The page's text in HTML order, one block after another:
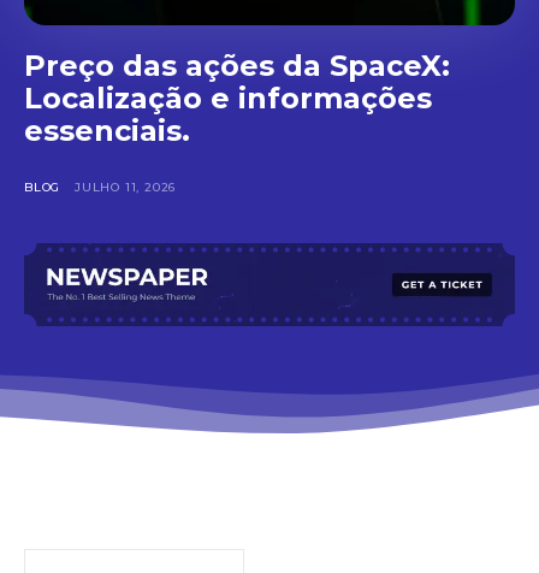
Preço das ações da SpaceX:
Localização e informações
essenciais.
BLOG JULHO 11, 2026